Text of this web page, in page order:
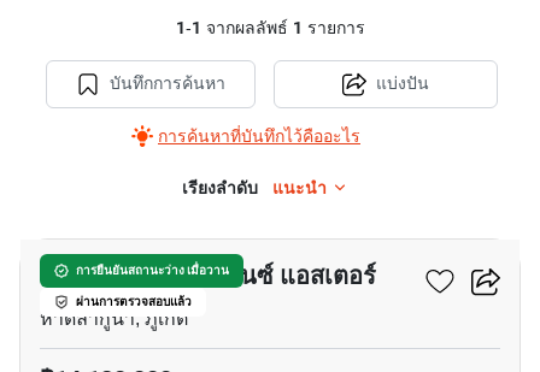
1-1 จากผลลัพธ์ 1 รายการ
บันทึกการค้นหา
การค้นหาที่บันทึกไว้คืออะไร
แบ่งปัน
เรียงลำดับ แนะนำ
การยืนยันสถานะว่าง เมื่อวาน
ผ่านการตรวจสอบแล้ว
ลากูน่า เลค เรสซิเดนซ์ แอสเตอร์
หาดลากูน่า, ภูเก็ต